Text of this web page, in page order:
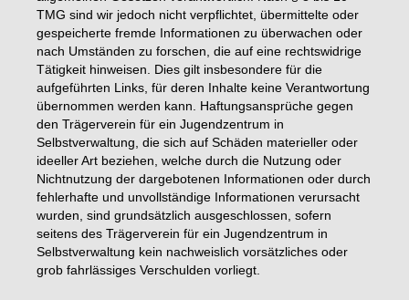
TMG sind wir jedoch nicht verpflichtet, übermittelte oder
gespeicherte fremde Informationen zu überwachen oder
nach Umständen zu forschen, die auf eine rechtswidrige
Tätigkeit hinweisen. Dies gilt insbesondere für die
aufgeführten Links, für deren Inhalte keine Verantwortung
übernommen werden kann. Haftungsansprüche gegen
den Trägerverein für ein Jugendzentrum in
Selbstverwaltung, die sich auf Schäden materieller oder
ideeller Art beziehen, welche durch die Nutzung oder
Nichtnutzung der dargebotenen Informationen oder durch
fehlerhafte und unvollständige Informationen verursacht
wurden, sind grundsätzlich ausgeschlossen, sofern
seitens des Trägerverein für ein Jugendzentrum in
Selbstverwaltung kein nachweislich vorsätzliches oder
grob fahrlässiges Verschulden vorliegt.